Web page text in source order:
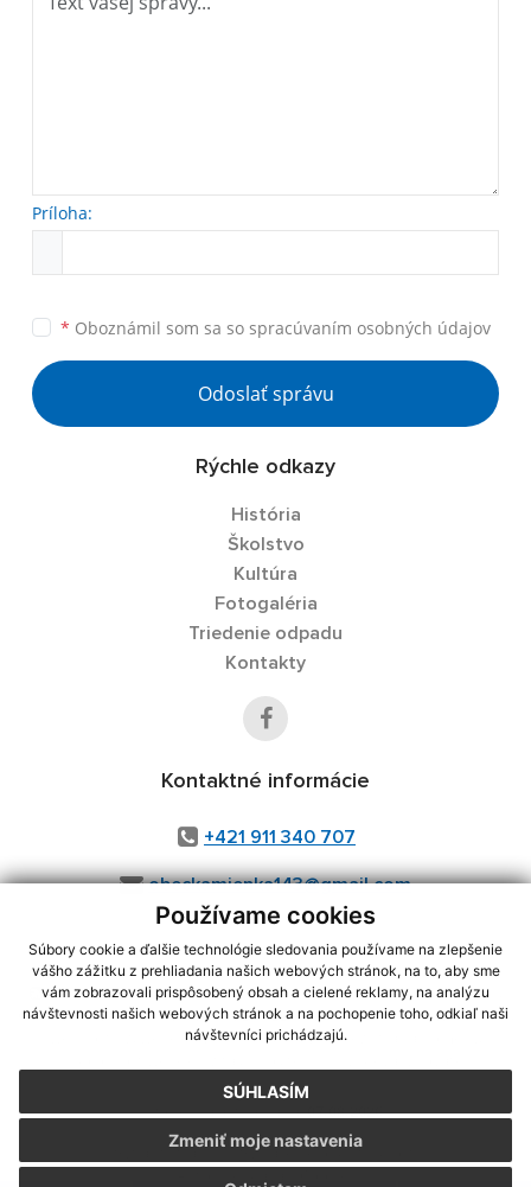
Používame cookies
Súbory cookie a ďalšie technológie sledovania používame na zlepšenie
vášho zážitku z prehliadania našich webových stránok, na to, aby sme
vám zobrazovali prispôsobený obsah a cielené reklamy, na analýzu
návštevnosti našich webových stránok a na pochopenie toho, odkiaľ naši
návštevníci prichádzajú.
SÚHLASÍM
Zmeniť moje nastavenia
Príloha:
* Oboznámil som sa so spracúvaním osobných údajov
Odoslať správu
Rýchle odkazy
História
Školstvo
Kultúra
Fotogaléria
Triedenie odpadu
Kontakty
Kontaktné informácie
+421 911 340 707
obeckamienka143@gmail.com
využite možnosť získavania aktuálnych informácií s využitím RSS
CMS systém (redakčný) systém ECHELON 2,Mapa stránok,web portál
webex.digital, s.r.o.,domény,registrácia domény
Posledná aktualizácia:07.08.2026
Vytlačiť stránku|Vyhlásenie o prístupnosti